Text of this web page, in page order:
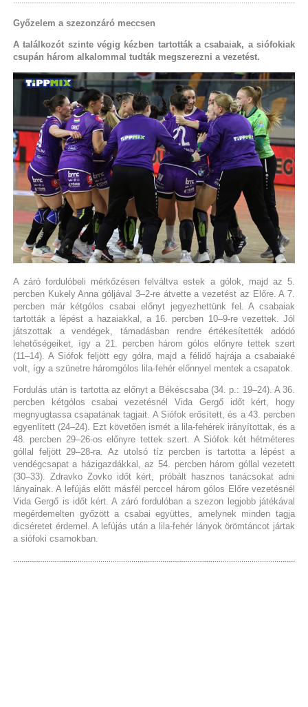
Győzelem a szezonzáró meccsen
A találkozót szinte végig kézben tartották a csabaiak, a siófokiak
csupán három alkalommal tudták megszerezni a vezetést.
A záró fordulóbeli mérkőzésen felváltva estek a gólok, majd az 5.
percben Kukely Anna góljával 3–2-re átvette a vezetést az Előre. A 7.
percben már kétgólos csabai előnyt jegyezhettünk fel. A csabaiak
tartották a lépést a hazaiakkal, a 16. percben 10–9-re vezettek. Jól
játszottak a vendégek, támadásban rendre értékesítették adódó
lehetőségeiket, így a 21. percben három gólos előnyre tettek szert
(11–14). A Siófok feljött egy gólra, majd a félidő hajrája a csabaiaké
volt, így a szünetre háromgólos lila-fehér előnnyel mentek a csapatok.
Fordulás után is tartotta az előnyt a Békéscsaba (34. p.: 19–24). A 36.
percben kétgólos csabai vezetésnél Vida Gergő időt kért, hogy
megnyugtassa csapatának tagjait. A Siófok erősített, és a 43. percben
egyenlített (24–24). Ezt követően ismét a lila-fehérek irányítottak, és a
48. percben 29–26-os előnyre tettek szert. A Siófok két hétméteres
góllal feljött 29–28-ra. Az utolsó tíz percben is tartotta a lépést a
vendégcsapat a házigazdákkal, az 54. percben három góllal vezetett
(30–33). Zdravko Zovko időt kért, próbált hasznos tanácsokat adni
lányainak. A lefújás előtt másfél perccel három gólos Előre vezetésnél
Vida Gergő is időt kért. A záró fordulóban a szezon legjobb játékával
megérdemelten győzött a csabai együttes, amelynek minden tagja
dicséretet érdemel. A lefújás után a lila-fehér lányok örömtáncot jártak
a siófoki csarnokban.